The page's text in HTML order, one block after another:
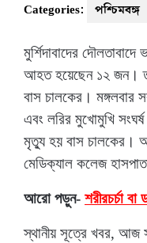
Categories: পশ্চিমবঙ্গ
মুর্শিদাবাদের
আহত হয়েছেন ১২ জন।
বাস চালকের। মঙ্গলবার
এবং লরির মুখোমুখি
মৃত্যু হয় বাস চালকের।
মেডিক্যাল কলেজ
আরো পড়ুন- শরীরচর্চা
স্থানীয় সূত্রে খবর, আজ